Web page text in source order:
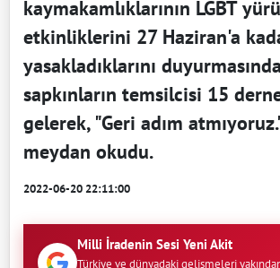
kaymakamlıklarının LGBT
etkinliklerini 27 Haziran'a
yasakladıklarını
sapkınların temsilcisi 15
gelerek, "Geri adım
meydan okudu.
2022-06-20 22:11:00
Milli İradenin Sesi Yeni Akit
Türkiye ve dünyadaki gelişmeleri